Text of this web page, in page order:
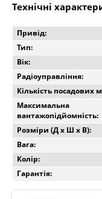
Технічні
Привід:
Тип:
Вік:
Радіоуправління:
Кількість посадових
Максимальна
вантажопідйомність:
Розміри (Д x Ш x В):
Вага:
Колір:
Гарантія: